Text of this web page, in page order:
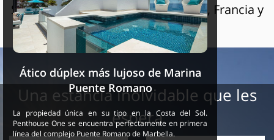
Servicios turísticos de lujo en Suiza, Francia y
España
Una estancia inolvidable que les
espera
Ático dúplex más lujoso de Marina
Puente Romano
La propiedad única en su tipo en la Costa del Sol.
Penthouse One se encuentra perfectamente en primera
línea del complejo Puente Romano de Marbella.